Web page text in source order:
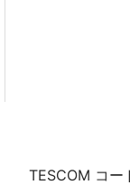
TESCOM コー